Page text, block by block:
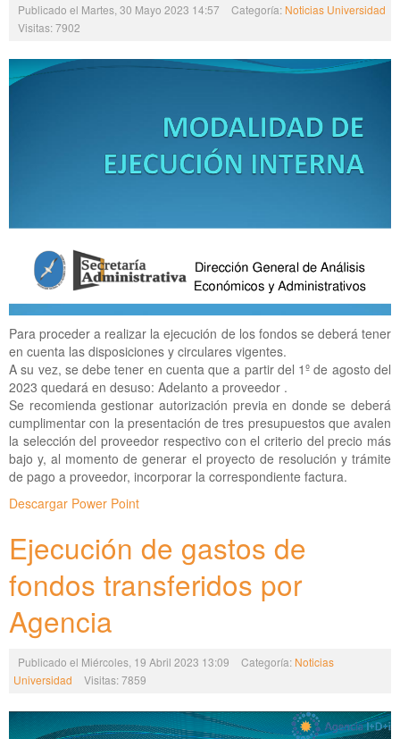
Publicado el Martes, 30 Mayo 2023 14:57 Categoría: Noticias Universidad
Visitas: 7902
Para proceder a realizar la ejecución de los fondos se deberá tener
en cuenta las disposiciones y circulares vigentes.
A su vez, se debe tener en cuenta que a partir del 1º de agosto del
2023 quedará en desuso: Adelanto a proveedor .
Se recomienda gestionar autorización previa en donde se deberá
cumplimentar con la presentación de tres presupuestos que avalen
la selección del proveedor respectivo con el criterio del precio más
bajo y, al momento de generar el proyecto de resolución y trámite
de pago a proveedor, incorporar la correspondiente factura.
Descargar Power Point
Ejecución de gastos de
fondos transferidos por
Agencia
Publicado el Miércoles, 19 Abril 2023 13:09 Categoría: Noticias
Universidad
Visitas: 7859